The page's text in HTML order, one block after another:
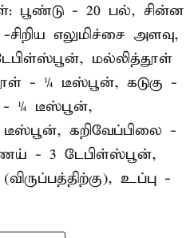
பூண்டு - 20 பல், சின்ன
எலுமிச்சை அளவு,
மல்லித்தூள்
- ¼ டீஸ்பூன், கடுகு -
¼ டீஸ்பூன்,
கறிவேப்பிலை -
- 3 டேபிள்ஸ்பூன்,
உப்பு -